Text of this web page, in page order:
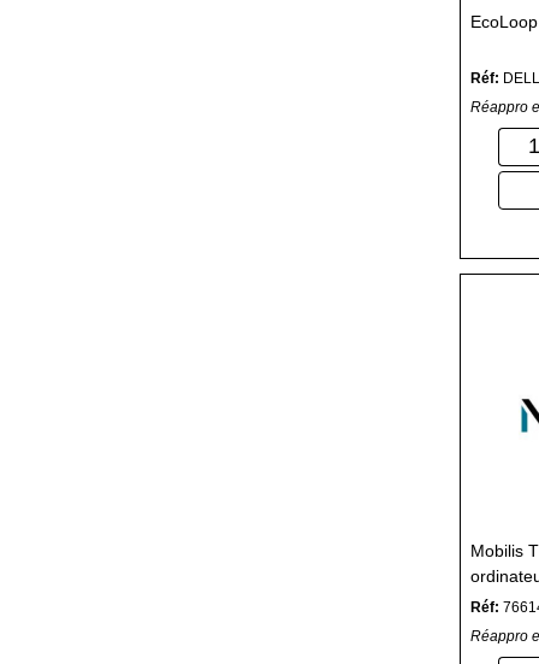
Réf:
Réappro
Mobilis
Réf:
Réappro